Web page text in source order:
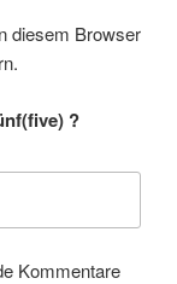
diesem Browser
?
Kommentare